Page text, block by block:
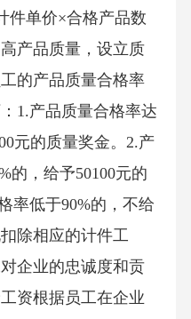
件单价×合格产品数
产品质量，设立质
的产品质量合格率
1.产品质量合格率达
元的质量奖金。2.产
的，给予50100元的
率低于90%的，不给
除相应的计件工
企业的忠诚度和贡
资根据员工在企业